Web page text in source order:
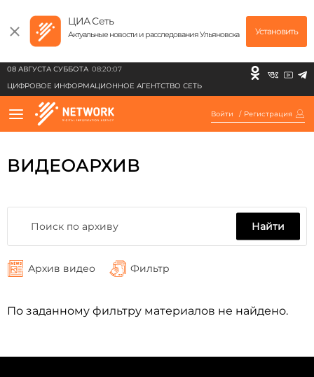
ЦИА Сеть
Актуальные новости и расследования Ульяновска Установить
08 АВГУСТА СУББОТА 08:20:07
ЦИФРОВОЕ ИНФОРМАЦИОННОЕ АГЕНТСТВО СЕТЬ
Войти / Регистрация
ВИДЕОАРХИВ
Найти
Архив видео Фильтр
По заданному фильтру материалов не найдено.